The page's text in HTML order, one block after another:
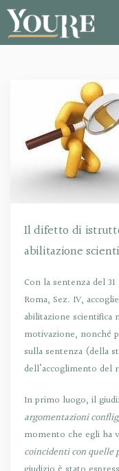
Il difetto di
abilitazione
Con la sentenza del
Roma, Sez. IV,
abilitazione
motivazione, nonché
sulla sentenza (della
dell’accoglimento
In primo luogo, il
argomentazioni
momento che egli ha
coincidenti con quelle